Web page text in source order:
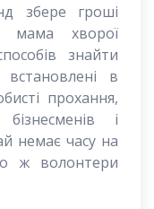
збере гроші
мама хворої
знайти
встановлені в
прохання,
і
немає часу на
ж волонтери